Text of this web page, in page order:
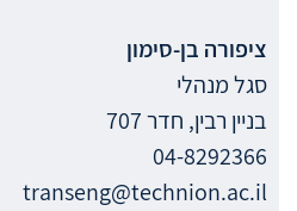
ציפורה בן-סימון
סגל מנהלי
בניין רבין, חדר 707
04-8292366
transeng@technion.ac.il